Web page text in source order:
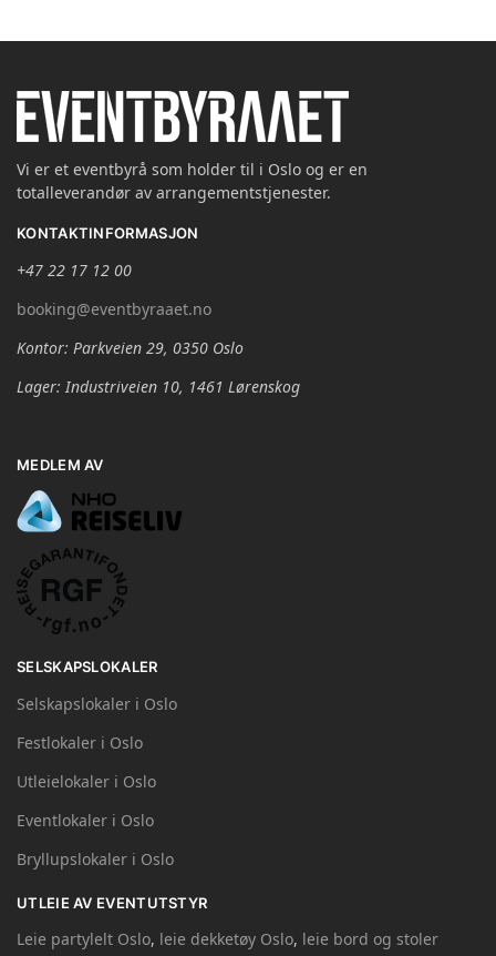
Vi er et eventbyrå som holder til i Oslo og er en
totalleverandør av arrangementstjenester.
KONTAKTINFORMASJON
+47 22 17 12 00
booking@eventbyraaet.no
Kontor: Parkveien 29, 0350 Oslo
Lager: Industriveien 10, 1461 Lørenskog
MEDLEM AV
SELSKAPSLOKALER
Selskapslokaler i Oslo
Festlokaler i Oslo
Utleielokaler i Oslo
Eventlokaler i Oslo
Bryllupslokaler i Oslo
UTLEIE AV EVENTUTSTYR
Leie partylelt Oslo, leie dekketøy Oslo, leie bord og stoler